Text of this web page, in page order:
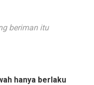
beriman itu
hanya berlaku